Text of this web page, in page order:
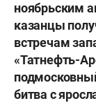
ноябрьским
казанцы
встречам
«Татнефть-
битва с